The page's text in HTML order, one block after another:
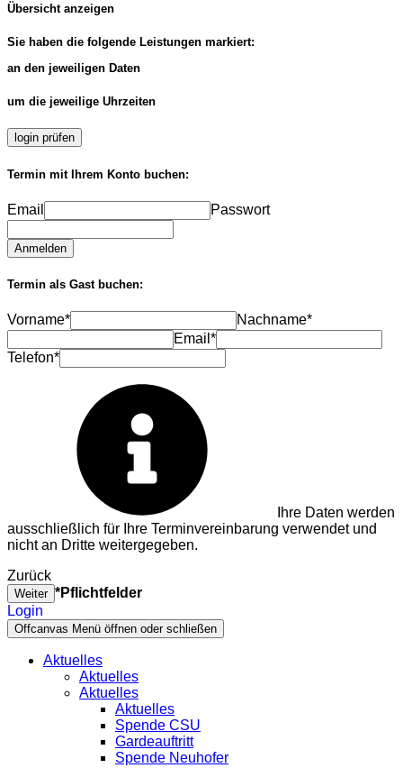
Übersicht anzeigen
Sie haben die folgende Leistungen markiert:
an den jeweiligen Daten
um die jeweilige Uhrzeiten
login prüfen
Termin mit Ihrem Konto buchen:
Email Passwort
Anmelden
Termin als Gast buchen:
Vorname*
Nachname*
Email*
Telefon*
Ihre Daten werden
ausschließlich für Ihre Terminvereinbarung verwendet und
nicht an Dritte weitergegeben.
Zurück
Weiter *Pflichtfelder
Login
Offcanvas Menü öffnen oder schließen
Aktuelles
Aktuelles
Aktuelles
Aktuelles
Spende CSU
Gardeauftritt
Spende Neuhofer